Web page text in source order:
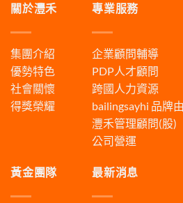
關於灃禾
集團介紹
優勢特色
社會關懷
得獎榮耀
專業服務
企業顧問輔導
PDP人才顧問
跨國人力資源
bailingsayhi 品牌由
灃禾管理顧問(股)
公司營運
黃金團隊 最新消息